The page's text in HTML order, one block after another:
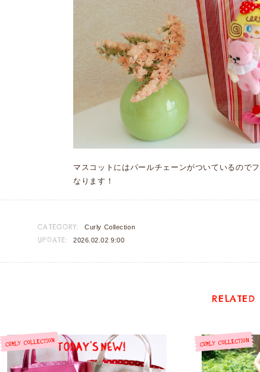
マスコットにはパールチェーンがついているので
なります！
CATEGORY: Curly Collection
UPDATE: 2026.02.02 9:00